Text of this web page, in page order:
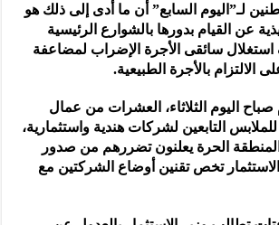
لـ”اليوم السابع” أن ما أدى إلى ذلك هو
عن القيام بدورها بالشوارع الرئيسية
سائقى الأجرة الإضراب لمضاعفة
الالتزام بالأجرة الطبيعية.
اليوم الثلاثاء، العشرات من عمال
التابعين لشركات هندية واستثمارية،
الحرة يعلنون تضررهم من صدور
تخص تقنين أوضاع الشركتين مع